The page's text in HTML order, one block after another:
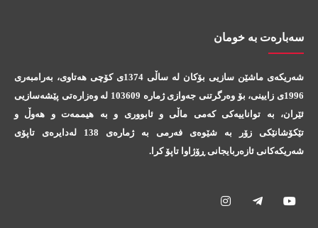
سه‌باره‌ت به خومان
شه‌ریکه‌ی ماشێن سازیی بۆکان له‌ ساڵی 1374ی کۆچی هه‌تاوی، به‌رامبه‌ری
1996ی زایینی، بۆ وه‌رگرتنی جه‌وازی ژماره‌ 103609 له‌ وه‌زاره‌تی پێشه‌سازیی
ئێران، به‌ تواناییه‌کی که‌می ماڵی و ئابووری و به‌ هیممه‌ت و هه‌وڵ و
تێکۆشانێکی زۆر به‌ شێوه‌ی فه‌رمی به‌ ژماره‌ی 138 لەدایره‌ی تاپۆی
شه‌ریکه‌کانی ئازه‌ربایجانی ڕۆژاوا تاپۆ کرا.